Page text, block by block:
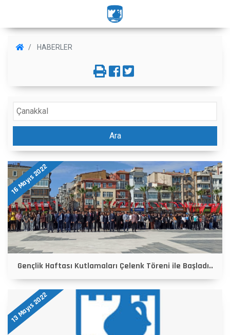
HABERLER
Ara
16 Mayıs 2022
Gençlik Haftası Kutlamaları Çelenk Töreni ile Başladı..
13 Mayıs 2022